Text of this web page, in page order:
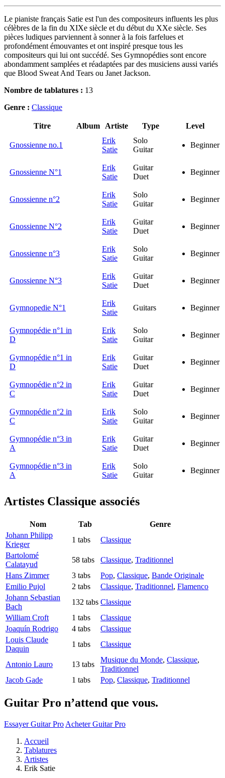
Le pianiste français Satie est l'un des compositeurs influents les plus
célèbres de la fin du XIXe siècle et du début du XXe siècle. Ses
pièces ludiques parviennent à sonner à la fois farfelues et
profondément émouvantes et ont inspiré presque tous les
compositeurs qui lui ont succédé. Ses Gymnopédies sont encore
abondamment samplées et réadaptées par des musiciens aussi variés
que Blood Sweat And Tears ou Janet Jackson.
Nombre de tablatures : 13
Genre : Classique
Titre Album Artiste Type Level
Gnossienne no.1
Erik
Satie
Solo
Guitar
Beginner
Gnossienne N°1
Erik
Satie
Guitar
Duet
Beginner
Gnossienne n°2
Erik
Satie
Solo
Guitar
Beginner
Gnossienne N°2
Erik
Satie
Guitar
Duet
Beginner
Gnossienne n°3
Erik
Satie
Solo
Guitar
Beginner
Gnossienne N°3
Erik
Satie
Guitar
Duet
Beginner
Gymnopedie N°1
Erik
Satie
Guitars Beginner
Gymnopédie n°1 in
D
Erik
Satie
Solo
Guitar
Beginner
Gymnopédie n°1 in
D
Erik
Satie
Guitar
Duet
Beginner
Gymnopédie n°2 in
C
Erik
Satie
Guitar
Duet
Beginner
Gymnopédie n°2 in
C
Erik
Satie
Solo
Guitar
Beginner
Gymnopédie n°3 in
A
Erik
Satie
Guitar
Duet
Beginner
Gymnopédie n°3 in
A
Erik
Satie
Solo
Guitar
Beginner
Artistes Classique associés
Nom Tab
Genre
Johann Philipp
Krieger
1 tabs
Classique
Bartolomé
Calatayud
58 tabs Classique, Traditionnel
Hans Zimmer
3 tabs Pop, Classique, Bande Originale
Emilio Pujol
2 tabs Classique, Traditionnel, Flamenco
Johann Sebastian
Bach
132 tabs Classique
William Croft
1 tabs
Classique
Joaquín Rodrigo
4 tabs
Classique
Louis Claude
Daquin
1 tabs Classique
Antonio Lauro 13 tabs
Musique du Monde, Classique,
Traditionnel
Jacob Gade
1 tabs Pop, Classique, Traditionnel
Guitar Pro n’attend que vous.
Essayer Guitar Pro Acheter Guitar Pro
Accueil
Tablatures
Artistes
Erik Satie